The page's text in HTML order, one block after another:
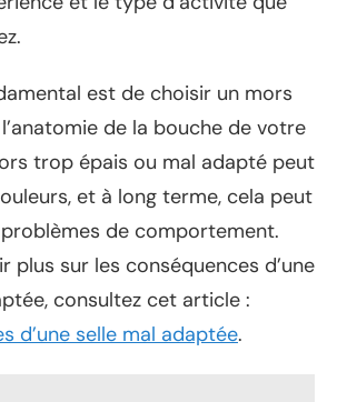
est de choisir un mors
de la bouche de votre
trop épais ou mal adapté peut
et à long terme, cela peut
de comportement.
plus sur les conséquences d’une
consultez cet article :
d’une selle mal adaptée.